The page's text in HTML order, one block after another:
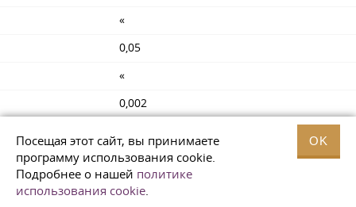
Посещая этот сайт, вы принимаете
программу использования cookie.
Подробнее о нашей политике
использования cookie.
OK
«
0,05
«
0,002
«
0,05